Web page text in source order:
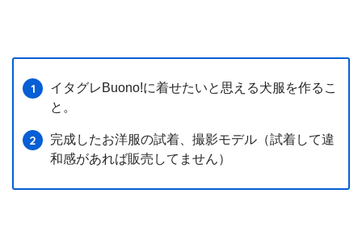
イタグレBuono!に着せたいと思える犬服を作るこ
と。
完成したお洋服の試着、撮影モデル（試着して違
和感があれば販売してません）